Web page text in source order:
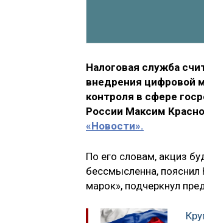
Налоговая служба
внедрения цифровой
контроля в сфере
России Максим
«Новости».
По его словам, акциз
бессмысленна, пояснил
марок», подчеркнул